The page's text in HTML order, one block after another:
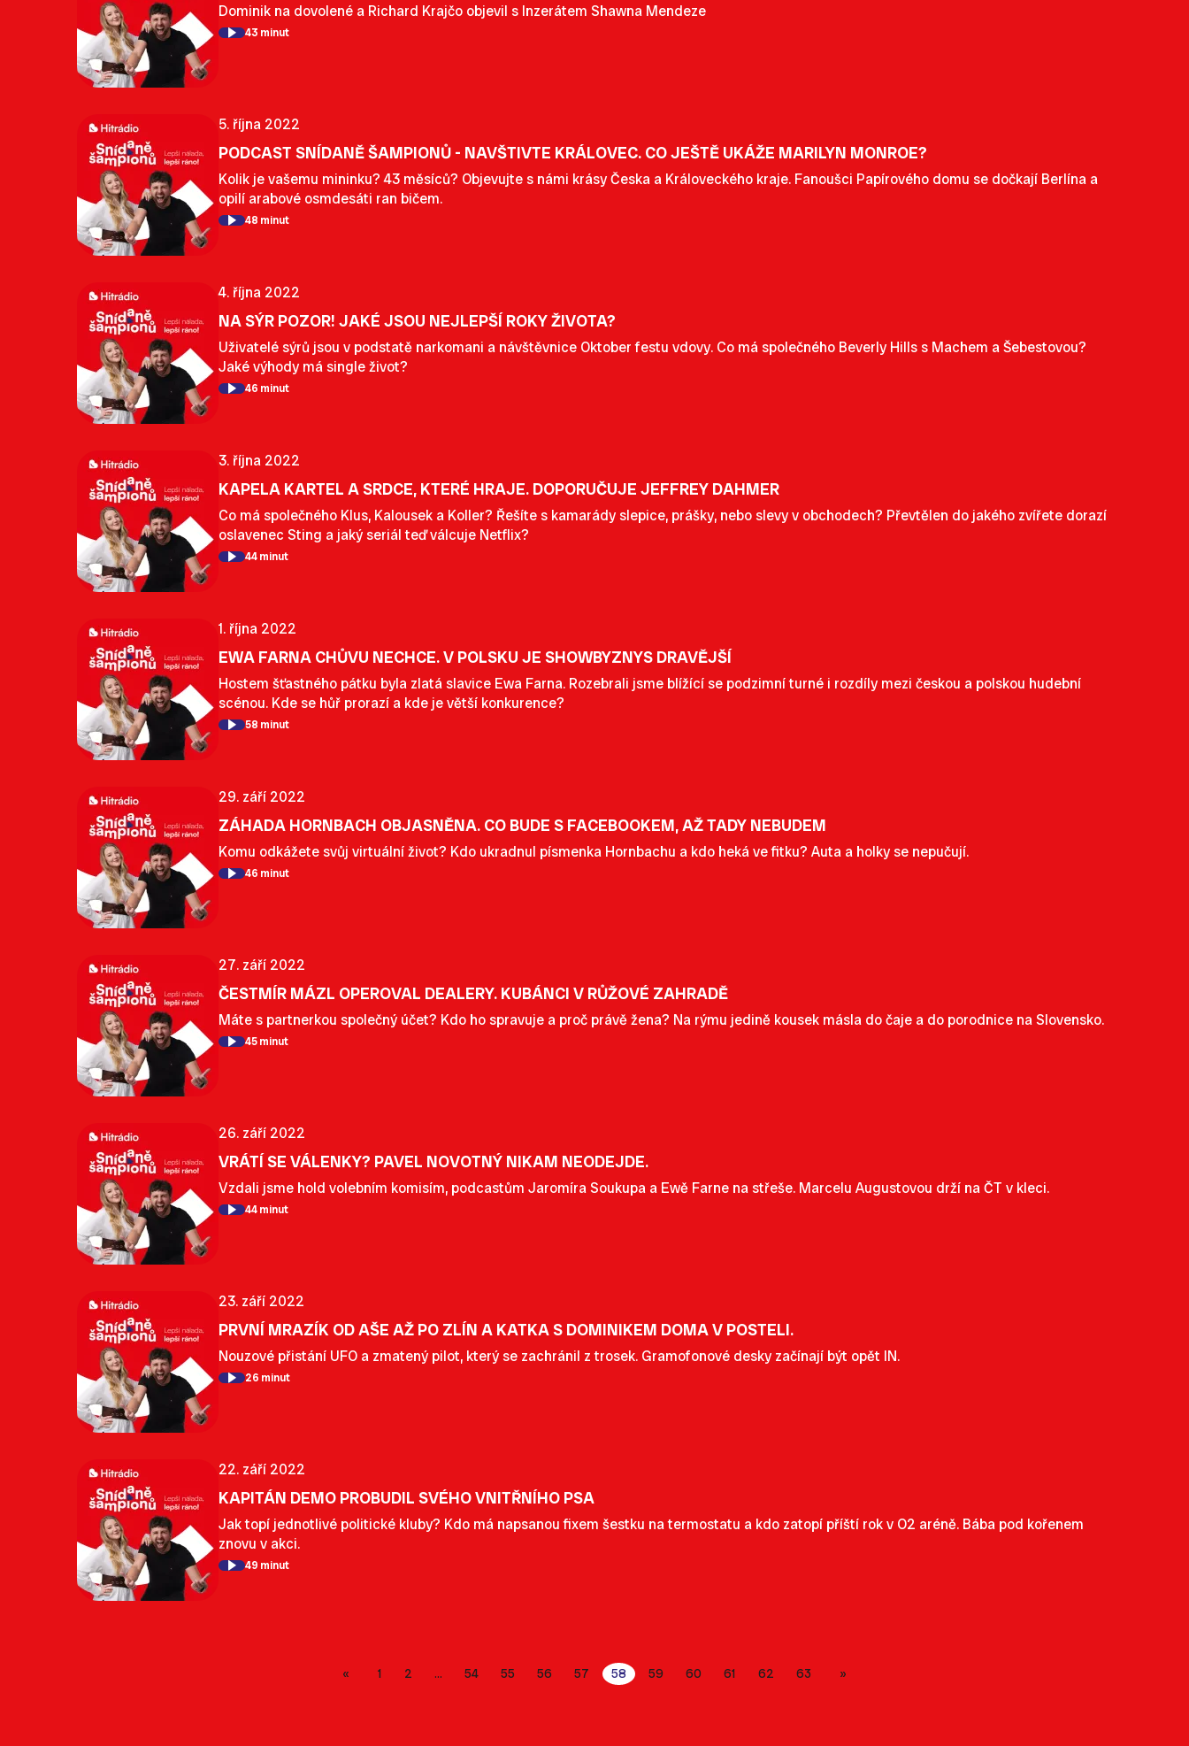
Dominik na dovolené a Richard Krajčo objevil s Inzerátem Shawna Mendeze
43 minut
5. října 2022
PODCAST SNÍDANĚ ŠAMPIONŮ - NAVŠTIVTE KRÁLOVEC. CO JEŠTĚ UKÁŽE MARILYN MONROE?
Kolik je vašemu mininku? 43 měsíců? Objevujte s námi krásy Česka a Královeckého kraje. Fanoušci Papírového domu se dočkají Berlína a
opilí arabové osmdesáti ran bičem.
48 minut
4. října 2022
NA SÝR POZOR! JAKÉ JSOU NEJLEPŠÍ ROKY ŽIVOTA?
Uživatelé sýrů jsou v podstatě narkomani a návštěvnice Oktober festu vdovy. Co má společného Beverly Hills s Machem a Šebestovou?
Jaké výhody má single život?
46 minut
3. října 2022
KAPELA KARTEL A SRDCE, KTERÉ HRAJE. DOPORUČUJE JEFFREY DAHMER
Co má společného Klus, Kalousek a Koller? Řešíte s kamarády slepice, prášky, nebo slevy v obchodech? Převtělen do jakého zvířete dorazí
oslavenec Sting a jaký seriál teď válcuje Netflix?
44 minut
1. října 2022
EWA FARNA CHŮVU NECHCE. V POLSKU JE SHOWBYZNYS DRAVĚJŠÍ
Hostem šťastného pátku byla zlatá slavice Ewa Farna. Rozebrali jsme blížící se podzimní turné i rozdíly mezi českou a polskou hudební
scénou. Kde se hůř prorazí a kde je větší konkurence?
58 minut
29. září 2022
ZÁHADA HORNBACH OBJASNĚNA. CO BUDE S FACEBOOKEM, AŽ TADY NEBUDEM
Komu odkážete svůj virtuální život? Kdo ukradnul písmenka Hornbachu a kdo heká ve fitku? Auta a holky se nepučují.
46 minut
27. září 2022
ČESTMÍR MÁZL OPEROVAL DEALERY. KUBÁNCI V RŮŽOVÉ ZAHRADĚ
Máte s partnerkou společný účet? Kdo ho spravuje a proč právě žena? Na rýmu jedině kousek másla do čaje a do porodnice na Slovensko.
45 minut
26. září 2022
VRÁTÍ SE VÁLENKY? PAVEL NOVOTNÝ NIKAM NEODEJDE.
Vzdali jsme hold volebním komisím, podcastům Jaromíra Soukupa a Ewě Farne na střeše. Marcelu Augustovou drží na ČT v kleci.
44 minut
23. září 2022
PRVNÍ MRAZÍK OD AŠE AŽ PO ZLÍN A KATKA S DOMINIKEM DOMA V POSTELI.
Nouzové přistání UFO a zmatený pilot, který se zachránil z trosek. Gramofonové desky začínají být opět IN.
26 minut
22. září 2022
KAPITÁN DEMO PROBUDIL SVÉHO VNITŘNÍHO PSA
Jak topí jednotlivé politické kluby? Kdo má napsanou fixem šestku na termostatu a kdo zatopí příští rok v O2 aréně. Bába pod kořenem
znovu v akci.
49 minut
1 2 54 55 56 57 58 59 60 61 62 63